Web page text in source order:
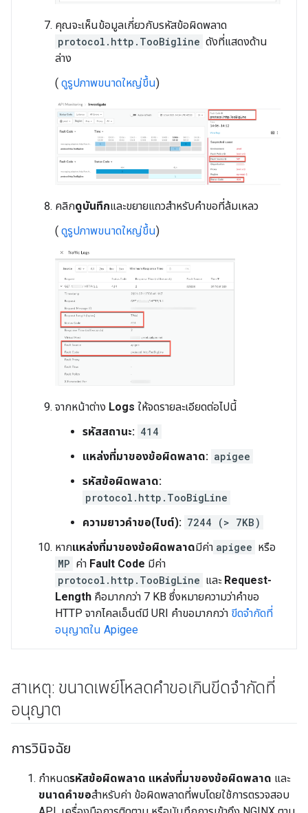
คุณจะเห็นข้อมูลเกี่ยวกับรหัสข้อผิดพลาด
protocol.http.TooBigline ดังที่แสดงด้าน
ล่าง
( ดูรูปภาพขนาดใหญ่ขึ้น)
คลิกดูบันทึกและขยายแถวสำหรับคำขอที่ล้มเหลว
( ดูรูปภาพขนาดใหญ่ขึ้น)
จากหน้าต่าง Logs ให้จดรายละเอียดต่อไปนี้
รหัสสถานะ: 414
แหล่งที่มาของข้อผิดพลาด: apigee
รหัสข้อผิดพลาด:
protocol.http.TooBigLine
ความยาวคำขอ(ไบต์): 7244 (> 7KB)
หากแหล่งที่มาของข้อผิดพลาดมีค่า apigee หรือ
MP ค่า Fault Code มีค่า
protocol.http.TooBigLine และ Request-
Length คือมากกว่า 7 KB ซึ่งหมายความว่าคำขอ
HTTP จากไคลเอ็นต์มี URI คำขอมากกว่า ขีดจำกัดที่
อนุญาตใน Apigee
สาเหตุ: ขนาดเพย์โหลดคำขอเกินขีดจำกัดที่
อนุญาต
การวินิจฉัย
กำหนดรหัสข้อผิดพลาด แหล่งที่มาของข้อผิดพลาด และ
ขนาดคำขอสำหรับค่า ข้อผิดพลาดที่พบโดยใช้การตรวจสอบ